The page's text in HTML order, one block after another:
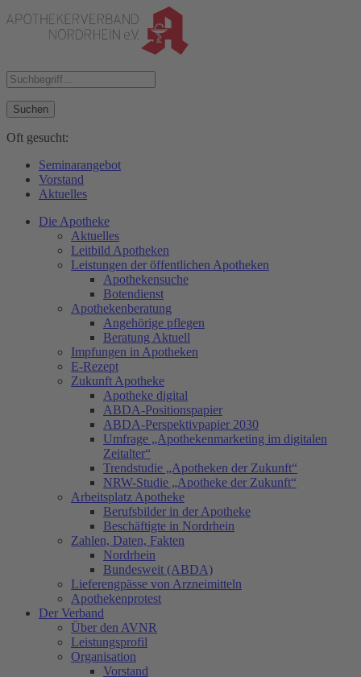
Suchen
Oft gesucht:
Seminarangebot
Vorstand
Aktuelles
Die Apotheke
Aktuelles
Leitbild Apotheken
Leistungen der öffentlichen Apotheken
Apothekensuche
Botendienst
Apothekenberatung
Angehörige pflegen
Beratung Aktuell
Impfungen in Apotheken
E-Rezept
Zukunft Apotheke
Apotheke digital
ABDA-Positionspapier
ABDA-Perspektivpapier 2030
Umfrage „Apothekenmarketing im digitalen
Zeitalter“
Trendstudie „Apotheken der Zukunft“
NRW-Studie „Apotheke der Zukunft“
Arbeitsplatz Apotheke
Berufsbilder in der Apotheke
Beschäftigte in Nordrhein
Zahlen, Daten, Fakten
Nordrhein
Bundesweit (ABDA)
Lieferengpässe von Arzneimitteln
Apothekenprotest
Der Verband
Über den AVNR
Leistungsprofil
Organisation
Vorstand